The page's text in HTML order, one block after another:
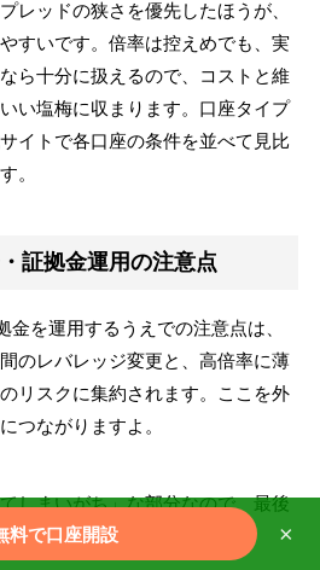
レッドの狭さを優先したほうが、
すいです。倍率は控えめでも、実
ら十分に扱えるので、コストと維
い塩梅に収まります。口座タイプ
イトで各口座の条件を並べて見比
。
証拠金運用の注意点
金を運用するうえでの注意点は、
のレバレッジ変更と、高倍率に薄
リスクに集約されます。ここを外
つながりますよ。
しまいがち」な部分なので、最後
う。
料で口座開設 ×